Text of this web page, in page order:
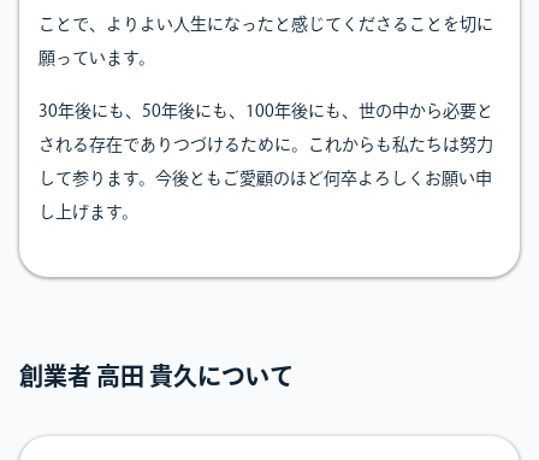
ことで、よりよい人生になったと感じてくださることを切に
願っています。
30年後にも、50年後にも、100年後にも、世の中から必要と
される存在でありつづけるために。これからも私たちは努力
して参ります。今後ともご愛顧のほど何卒よろしくお願い申
し上げます。
創業者 高田 貴久について